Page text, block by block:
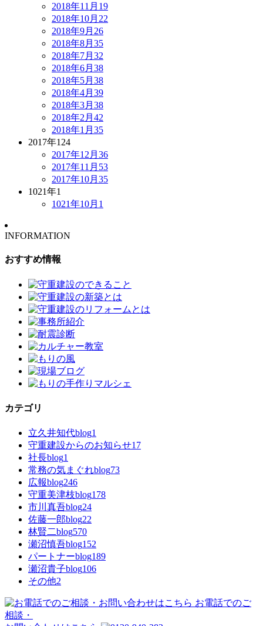
2018年11月 19
2018年10月 22
2018年9月 26
2018年8月 35
2018年7月 32
2018年6月 38
2018年5月 38
2018年4月 39
2018年3月 38
2018年2月 42
2018年1月 35
2017年124
2017年12月 36
2017年11月 53
2017年10月 35
1021年1
1021年10月 1
INFORMATION
おすすめ情報
カテゴリ
立久井知代blog1
守重建設からのお知らせ17
社長blog1
常務の気まぐれblog73
広報blog246
守重美津枝blog178
市川真吾blog24
佐藤一郎blog22
林賢二blog570
瀬沼慎吾blog152
パートナーblog189
瀬沼貴子blog106
その他2
お電話でのご
相談・